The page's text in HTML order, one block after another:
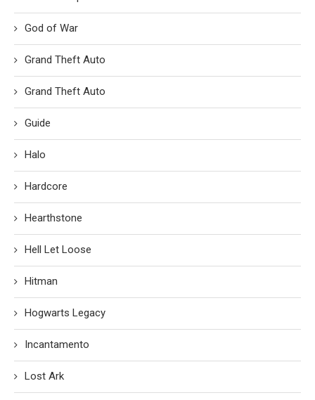
God of War
Grand Theft Auto
Grand Theft Auto
Guide
Halo
Hardcore
Hearthstone
Hell Let Loose
Hitman
Hogwarts Legacy
Incantamento
Lost Ark